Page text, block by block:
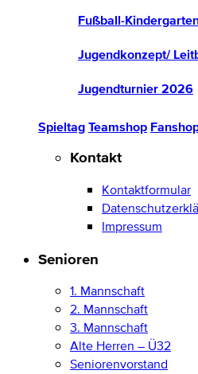
Fußball-
Jugendkonzept/
Jugendturnier 2026
Spieltag Teamshop
Kontakt
Kontaktformular
Impressum
Senioren
1. Mannschaft
2. Mannschaft
3. Mannschaft
Alte Herren – Ü32
Seniorenvorstand